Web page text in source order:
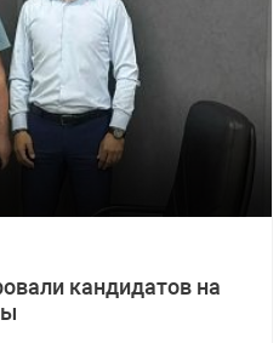
кандидатов на